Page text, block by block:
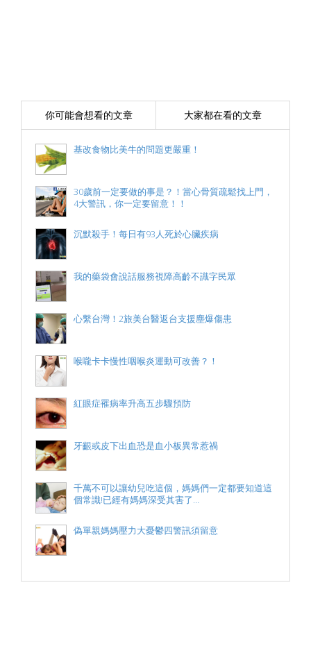
你可能會想看的文章 大家都在看的文章
基改食物比美牛的問題更嚴重！
30歲前一定要做的事是？！當心骨質疏鬆找上門，
4大警訊，你一定要留意！！
沉默殺手！每日有93人死於心臟疾病
我的藥袋會說話服務視障高齡不識字民眾
心繫台灣！2旅美台醫返台支援塵爆傷患
喉嚨卡卡慢性咽喉炎運動可改善？！
紅眼症罹病率升高五步驟預防
牙齦或皮下出血恐是血小板異常惹禍
千萬不可以讓幼兒吃這個，媽媽們一定都要知道這
個常識!已經有媽媽深受其害了…
偽單親媽媽壓力大憂鬱四警訊須留意